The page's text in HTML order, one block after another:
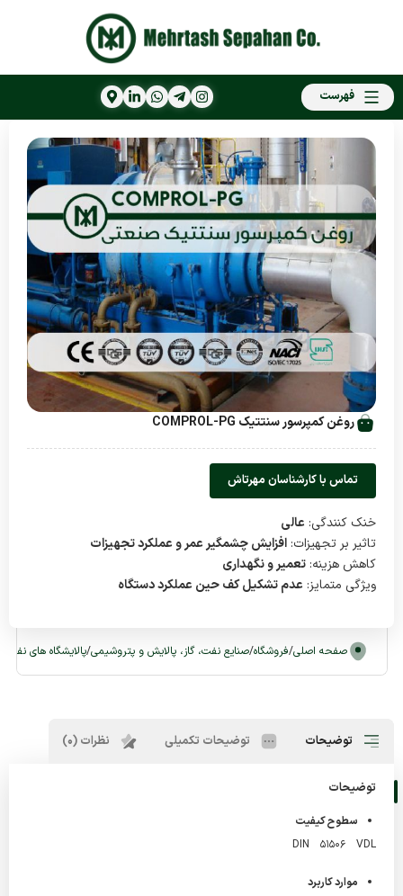
فهرست
روغن کمپرسور سنتتیک COMPROL-PG
تماس با کارشناسان مهرتاش
خنک کنندگی: عالی
تاثیر بر تجهیزات: افزایش چشمگیر عمر و عملکرد تجهیزات
کاهش هزینه: تعمیر و نگهداری
ویژگی متمایز: عدم تشکیل کف حین عملکرد دستگاه
صفحه اصلی/فروشگاه/صنایع نفت، گاز، پالایش و پتروشیمی/پالایشگاه های نفت
توضیحات توضیحات تکمیلی نظرات (0)
توضیحات
سطوح کیفیت
DIN 51506 VDL
موارد کاربرد